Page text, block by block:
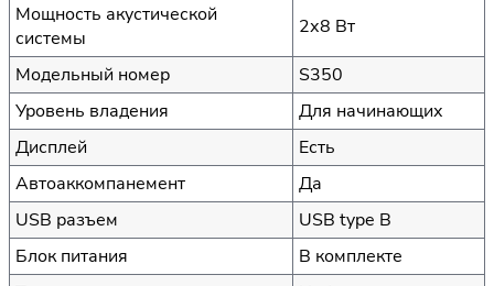
Мощность акустической
системы
2х8 Вт
Модельный номер
S350
Уровень владения
Для начинающих
Дисплей
Есть
Автоаккомпанемент
Да
USB разъем
USB type B
Блок питания
В комплекте